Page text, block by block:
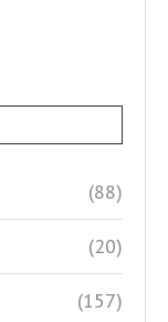
(88)
(20)
(157)